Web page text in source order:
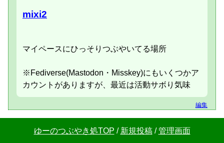
mixi2
マイペースにひっそりつぶやいてる場所
※Fediverse(Mastodon・Misskey)にもいくつかア
カウントがありますが、最近は活動サボり気味
編集
ゆーのつぶやき処TOP / 新規投稿/管理画面